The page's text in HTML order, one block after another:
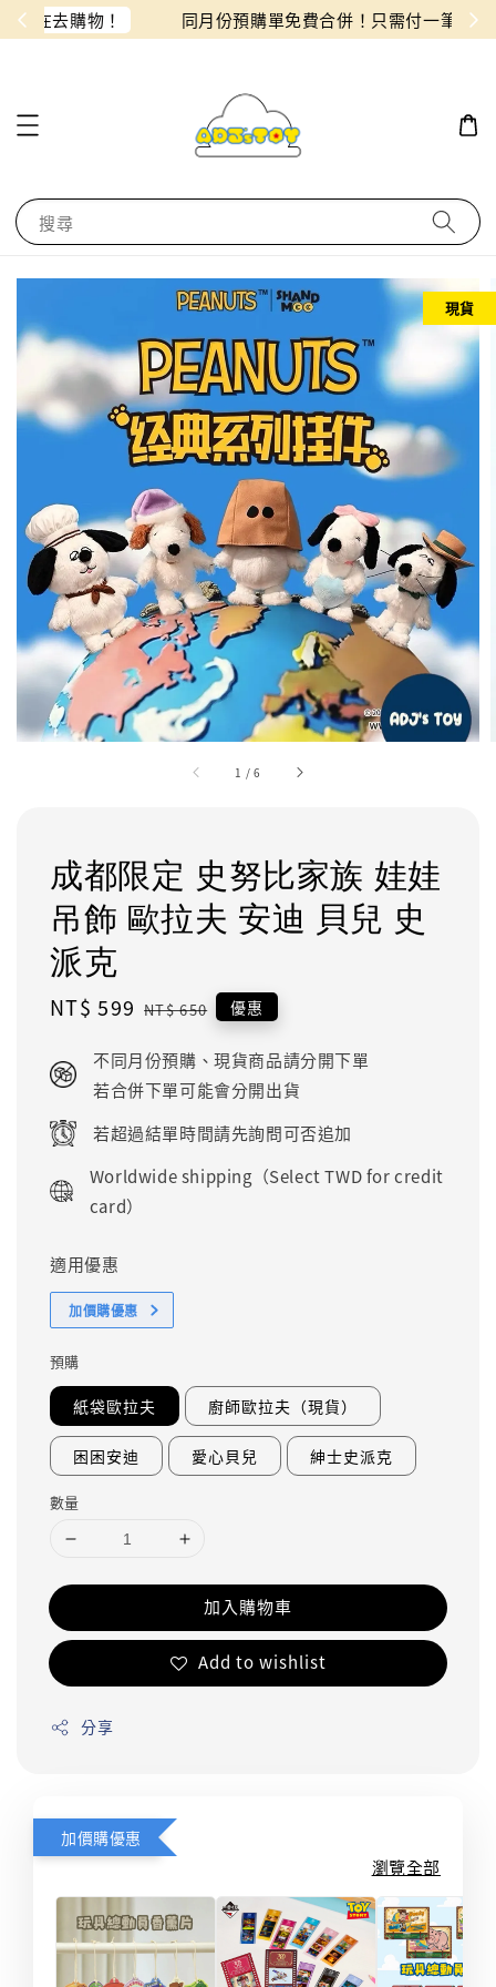
！ 同月份預購單免費合併！只需付一筆運費
搜尋
1 /6
現貨
成都限定 史努比家族 娃娃
吊飾 歐拉夫 安迪 貝兒 史
派克
Sale
NT$ 599 Regular
NT$ 650 優惠
不同月份預購、現貨商品請分開下單
若合併下單可能會分開出貨
若超過結單時間請先詢問可否追加
Worldwide shipping（Select TWD for credit
card）
適用優惠
加價購優惠
預購
紙袋歐拉夫 廚師歐拉夫（現貨）
困困安迪 愛心貝兒 紳士史派克
數量
加入購物車
Add to wishlist
分享
加價購優惠
瀏覽全部